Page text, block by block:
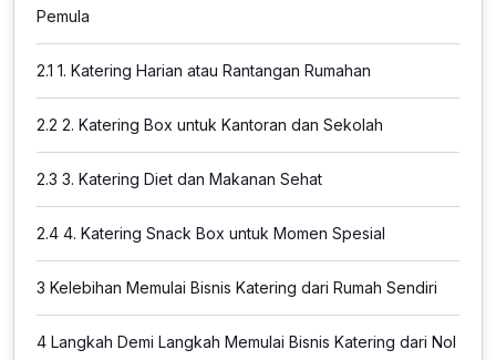
Pemula
2.1 1. Katering Harian atau Rantangan Rumahan
2.2 2. Katering Box untuk Kantoran dan Sekolah
2.3 3. Katering Diet dan Makanan Sehat
2.4 4. Katering Snack Box untuk Momen Spesial
3 Kelebihan Memulai Bisnis Katering dari Rumah Sendiri
4 Langkah Demi Langkah Memulai Bisnis Katering dari Nol